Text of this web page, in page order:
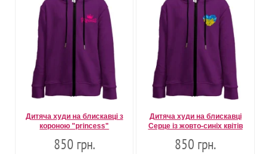
Дитяча худи на блискавці з
короною "princess"
850 грн.
Дитяча худи на блискавці
Серце із жовто-синіх квітів
850 грн.